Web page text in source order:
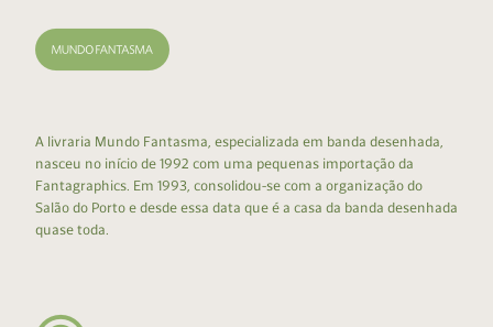
A livraria Mundo Fantasma, especializada em banda desenhada,
nasceu no início de 1992 com uma pequenas importação da
Fantagraphics. Em 1993, consolidou-se com a organização do
Salão do Porto e desde essa data que é a casa da banda desenhada
quase toda.